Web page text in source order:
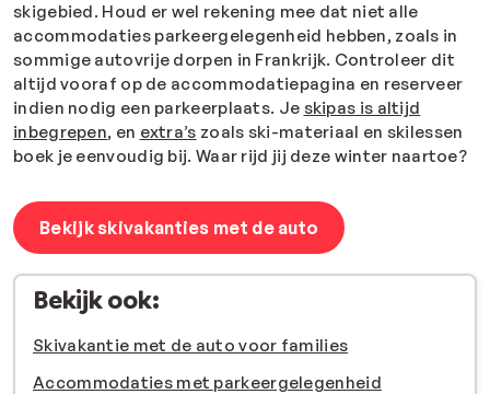
skigebied. Houd er wel rekening mee dat niet alle
accommodaties parkeergelegenheid hebben, zoals in
sommige autovrije dorpen in Frankrijk. Controleer dit
altijd vooraf op de accommodatiepagina en reserveer
indien nodig een parkeerplaats. Je skipas is altijd
inbegrepen, en extra’s zoals ski-materiaal en skilessen
boek je eenvoudig bij. Waar rijd jij deze winter naartoe?
Bekijk skivakanties met de auto
Bekijk ook:
Skivakantie met de auto voor families
Accommodaties met parkeergelegenheid